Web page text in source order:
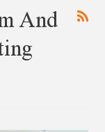
And